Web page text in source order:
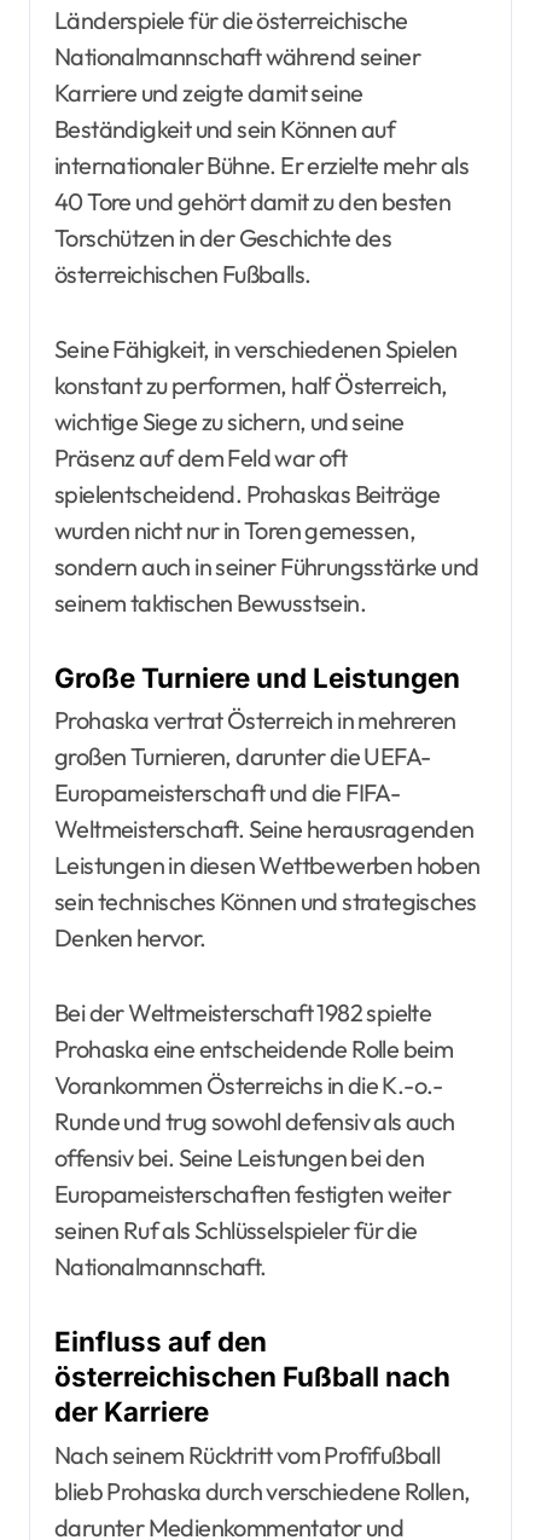
Länderspiele für die österreichische
Nationalmannschaft während seiner
Karriere und zeigte damit seine
Beständigkeit und sein Können auf
internationaler Bühne. Er erzielte mehr als
40 Tore und gehört damit zu den besten
Torschützen in der Geschichte des
österreichischen Fußballs.
Seine Fähigkeit, in verschiedenen Spielen
konstant zu performen, half Österreich,
wichtige Siege zu sichern, und seine
Präsenz auf dem Feld war oft
spielentscheidend. Prohaskas Beiträge
wurden nicht nur in Toren gemessen,
sondern auch in seiner Führungsstärke und
seinem taktischen Bewusstsein.
Große Turniere und Leistungen
Prohaska vertrat Österreich in mehreren
großen Turnieren, darunter die UEFA-
Europameisterschaft und die FIFA-
Weltmeisterschaft. Seine herausragenden
Leistungen in diesen Wettbewerben hoben
sein technisches Können und strategisches
Denken hervor.
Bei der Weltmeisterschaft 1982 spielte
Prohaska eine entscheidende Rolle beim
Vorankommen Österreichs in die K.-o.-
Runde und trug sowohl defensiv als auch
offensiv bei. Seine Leistungen bei den
Europameisterschaften festigten weiter
seinen Ruf als Schlüsselspieler für die
Nationalmannschaft.
Einfluss auf den
österreichischen Fußball nach
der Karriere
Nach seinem Rücktritt vom Profifußball
blieb Prohaska durch verschiedene Rollen,
darunter Medienkommentator und